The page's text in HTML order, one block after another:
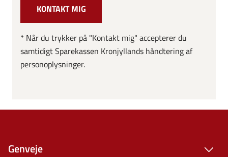
* Når du trykker på "Kontakt mig" accepterer du
samtidigt Sparekassen Kronjyllands håndtering af
personoplysninger.
Genveje